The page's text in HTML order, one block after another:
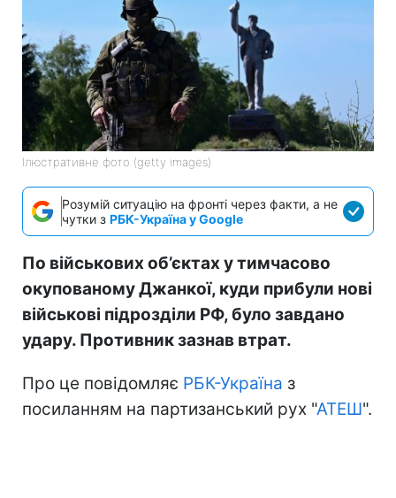
Ілюстративне фото (getty images)
Розумій ситуацію на фронті через факти, а не
чутки з РБК-Україна у Google
По військових об’єктах у тимчасово
окупованому Джанкої, куди прибули нові
військові підрозділи РФ, було завдано
удару. Противник зазнав втрат.
Про це повідомляє РБК-Україна з
посиланням на партизанський рух "АТЕШ".